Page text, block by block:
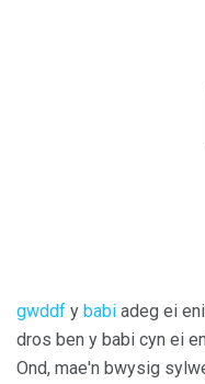
gwddf y babi adeg ei
dros ben y babi cyn ei
Ond, mae'n bwysig